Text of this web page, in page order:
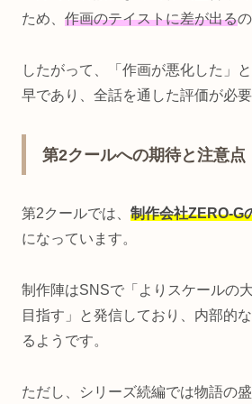
ため、 作画のテイストに差が出る
したがって、「作画が悪化した」
早であり、全話を通した評価が必要
第2クールへの期待と注意点
第2クールでは、 制作会社ZERO-G
になっています。
制作陣はSNSで「よりスケールの
目指す」と発信しており、内部的
るようです。
ただし、シリーズ続編では物語の